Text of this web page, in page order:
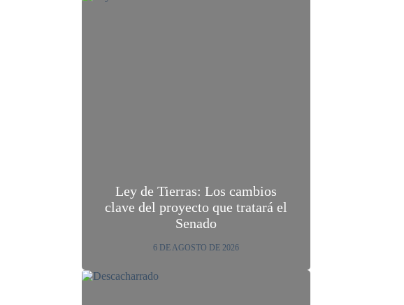
Ley de Tierras: Los cambios
clave del proyecto que tratará el
Senado
6 DE AGOSTO DE 2026